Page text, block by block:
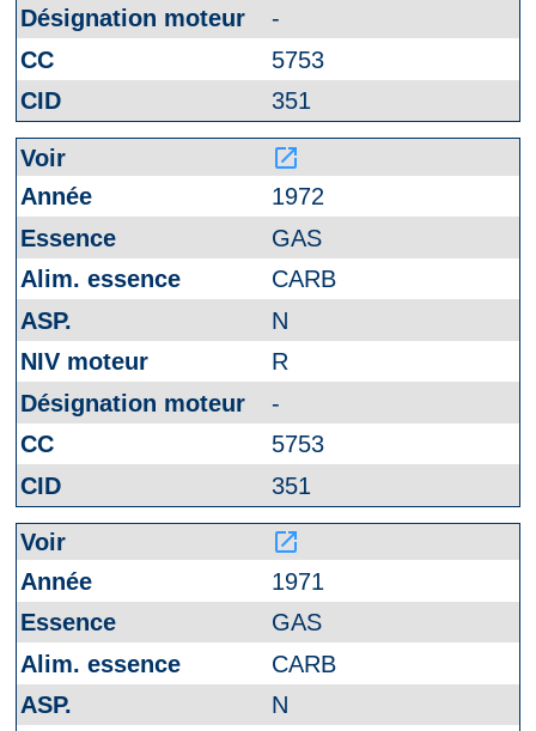
-
5753
351
launch
1972
GAS
CARB
N
R
-
5753
351
launch
1971
GAS
CARB
N